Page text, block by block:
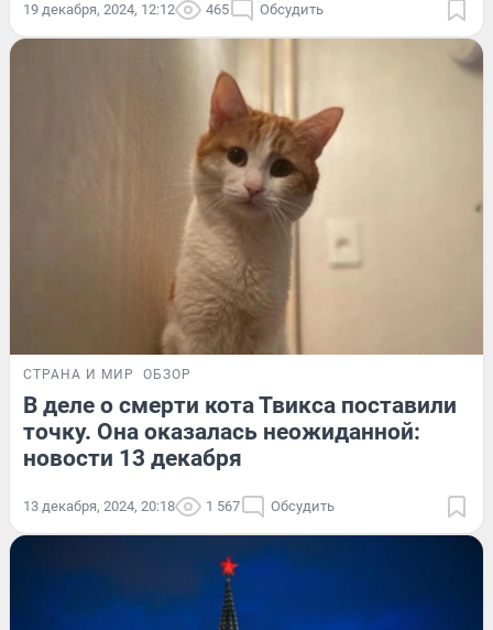
19 декабря, 2024, 12:12 465 Обсудить
СТРАНА И МИР ОБЗОР
В деле о смерти кота Твикса поставили
точку. Она оказалась неожиданной:
новости 13 декабря
13 декабря, 2024, 20:18 1 567 Обсудить